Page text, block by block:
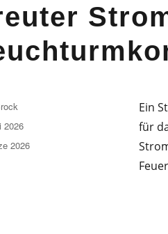
Ein
für
2026
2026